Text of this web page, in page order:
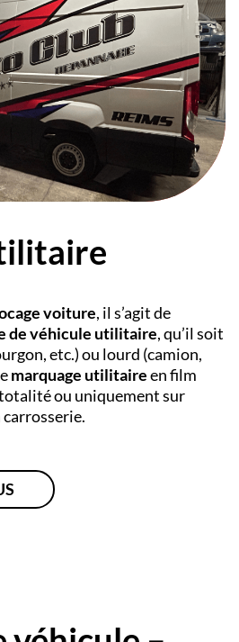
voiture, il s’agit de
de véhicule utilitaire, qu’il soit
etc.) ou lourd (camion,
marquage utilitaireen film
ou uniquement sur